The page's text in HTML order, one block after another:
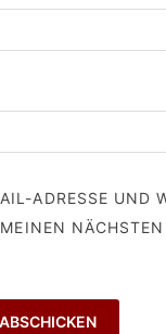
ADRESSE UND